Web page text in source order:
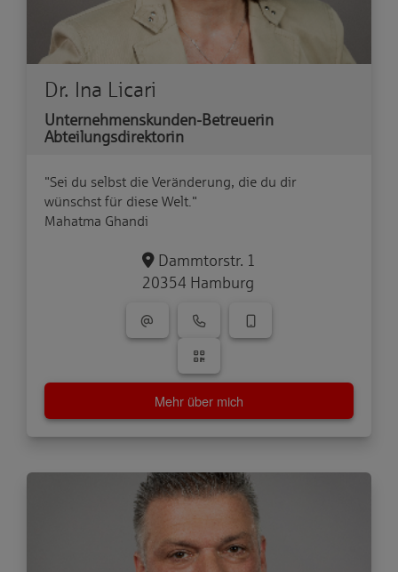
Dr. Ina Licari
Unternehmenskunden-Betreuerin
Abteilungsdirektorin
"Sei du selbst die Veränderung, die du dir
wünschst für diese Welt."
Mahatma Ghandi
Dammtorstr. 1
20354 Hamburg
Mehr über mich